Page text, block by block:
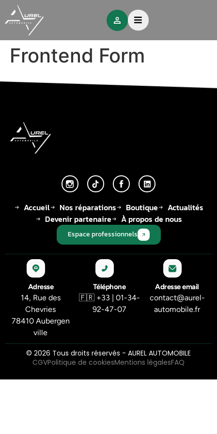
Frontend Form
Accueil Nos réparations Boutique
Actualités
Devenir partenaire
À propos de nous
Espace professionnels
Adresse
14, Rue des
Chevries
78410 Aubergen
ville
Téléphone
🇫🇷 +33 | 01-34-
92-47-07
Adresse email
contact@aurel-
automobile.fr
© 2026 Tous droits réservés - AUREL AUTOMOBILE
CGVPolitique de cookiesMentions légalesFAQ